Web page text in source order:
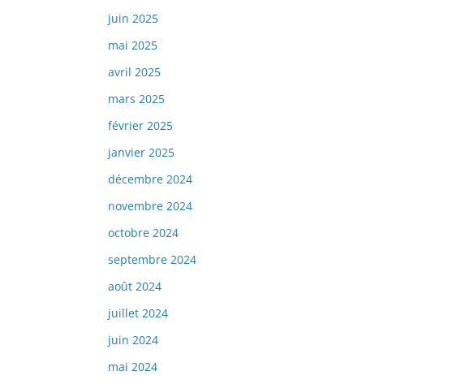
juin 2025
mai 2025
avril 2025
mars 2025
février 2025
janvier 2025
décembre 2024
novembre 2024
octobre 2024
septembre 2024
août 2024
juillet 2024
juin 2024
mai 2024